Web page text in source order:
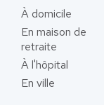
À domicile
En maison de
retraite
À l'hôpital
En ville